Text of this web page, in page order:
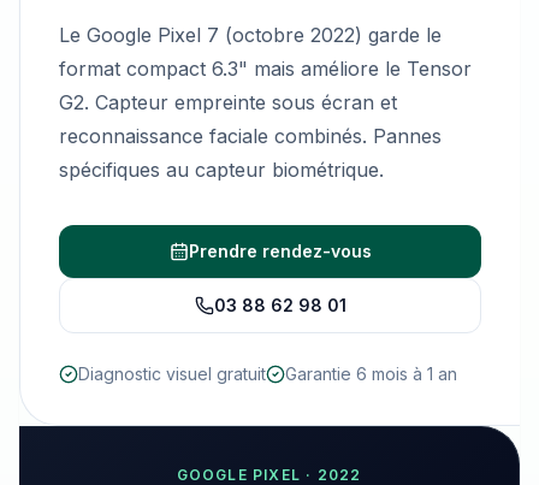
Le Google Pixel 7 (octobre 2022) garde le
format compact 6.3" mais améliore le Tensor
G2. Capteur empreinte sous écran et
reconnaissance faciale combinés. Pannes
spécifiques au capteur biométrique.
Prendre rendez-vous
03 88 62 98 01
Diagnostic visuel gratuit Garantie 6 mois à 1 an
GOOGLE PIXEL · 2022